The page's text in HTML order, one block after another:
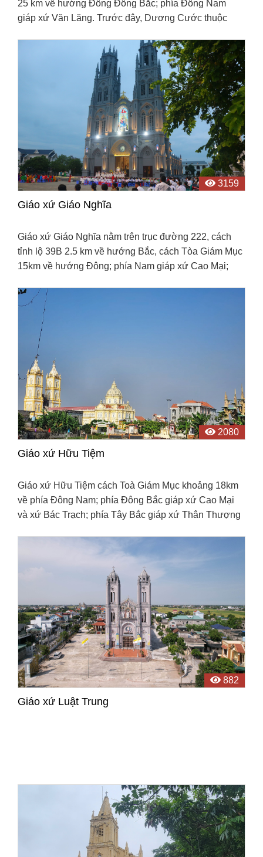
25 km về hướng Đông Đông Bắc; phía Đông Nam
giáp xứ Văn Lăng. Trước đây, Dương Cước thuộc
3159
Giáo xứ Giáo Nghĩa
Giáo xứ Giáo Nghĩa nằm trên trục đường 222, cách
tỉnh lộ 39B 2.5 km về hướng Bắc, cách Tòa Giám Mục
15km về hướng Đông; phía Nam giáp xứ Cao Mại;
xứ Thân ...
2080
Giáo xứ Hữu Tiệm
Giáo xứ Hữu Tiệm cách Toà Giám Mục khoảng 18km
về phía Đông Nam; phía Đông Bắc giáp xứ Cao Mại
và xứ Bác Trạch; phía Tây Bắc giáp xứ Thân Thượng
882
Giáo xứ Luật Trung